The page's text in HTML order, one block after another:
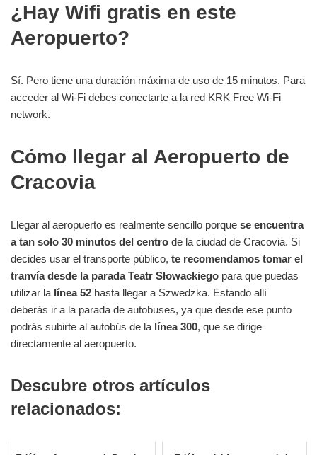
¿Hay Wifi gratis en este
Aeropuerto?
Sí. Pero tiene una duración máxima de uso de 15 minutos. Para
acceder al Wi-Fi debes conectarte a la red KRK Free Wi-Fi
network.
Cómo llegar al Aeropuerto de
Cracovia
Llegar al aeropuerto es realmente sencillo porque se encuentra
a tan solo 30 minutos del centro de la ciudad de Cracovia. Si
decides usar el transporte público, te recomendamos tomar el
tranvía desde la parada Teatr Słowackiego para que puedas
utilizar la línea 52 hasta llegar a Szwedzka. Estando allí
deberás ir a la parada de autobuses, ya que desde ese punto
podrás subirte al autobús de la línea 300, que se dirige
directamente al aeropuerto.
Descubre otros artículos
relacionados: